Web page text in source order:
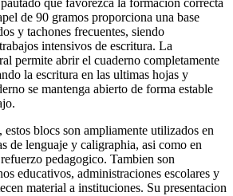
de 90 gramos proporciona una base
y tachones frecuentes, siendo
intensivos de escritura. La
permite abrir el cuaderno completamente
la escritura en las ultimas hojas y
se mantenga abierto de forma estable
blocs son ampliamente utilizados en
de lenguaje y caligraphia, asi como en
pedagogico. Tambien son
educativos, administraciones escolares y
material a instituciones. Su presentacion